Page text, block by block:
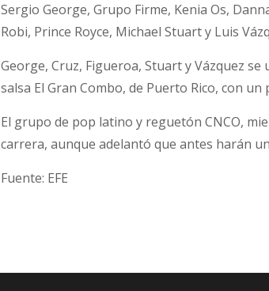
Sergio George, Grupo Firme, Kenia Os,
Robi, Prince Royce, Michael Stuart y Luis
George, Cruz, Figueroa, Stuart y Vázquez
salsa El Gran Combo, de Puerto Rico, con
El grupo de pop latino y reguetón CNCO,
carrera, aunque adelantó que antes harán
Fuente: EFE